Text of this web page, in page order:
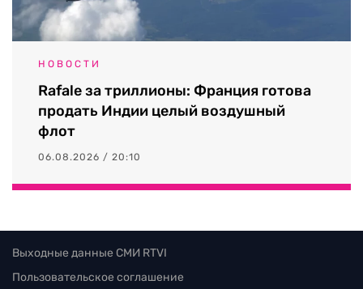
НОВОСТИ
Rafale за триллионы: Франция готова
продать Индии целый воздушный
флот
06.08.2026 / 20:10
Выходные данные СМИ RTVI
Пользовательское соглашение